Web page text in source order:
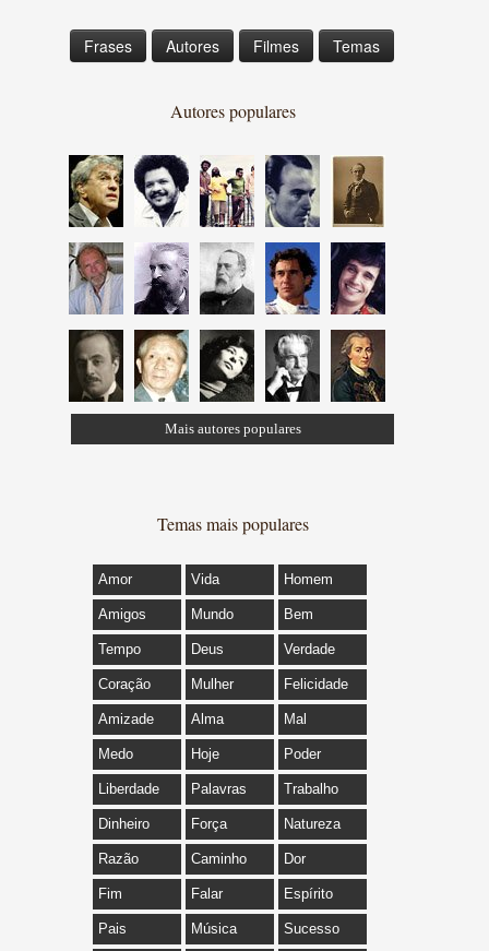
Frases Autores Filmes Temas
Autores populares
Mais autores populares
Temas mais populares
Amor Vida Homem
Amigos Mundo Bem
Tempo Deus Verdade
Coração Mulher Felicidade
Amizade Alma Mal
Medo Hoje Poder
Liberdade Palavras Trabalho
Dinheiro Força Natureza
Razão Caminho Dor
Fim Falar Espírito
Pais Música Sucesso